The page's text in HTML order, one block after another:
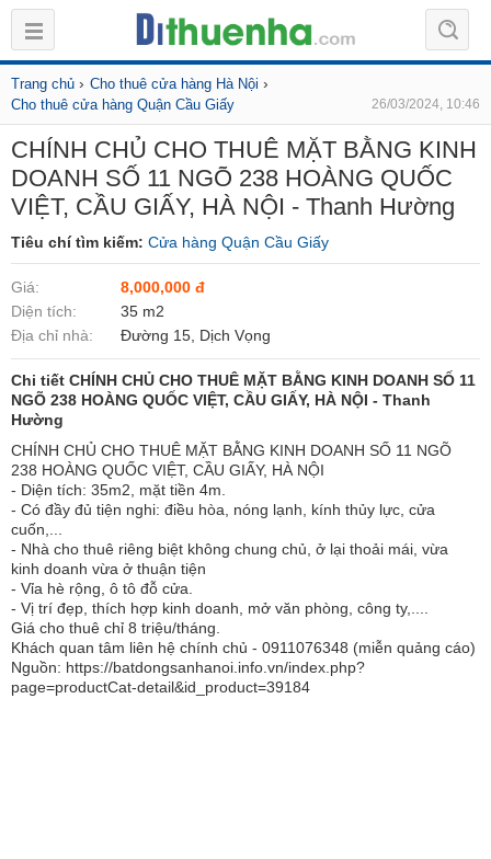
Trang chủ › Cho thuê cửa hàng Hà Nội ›
Cho thuê cửa hàng Quận Cầu Giấy 26/03/2024, 10:46
CHÍNH CHỦ CHO THUÊ MẶT BẰNG KINH
DOANH SỐ 11 NGÕ 238 HOÀNG QUỐC
VIỆT, CẦU GIẤY, HÀ NỘI - Thanh Hường
Tiêu chí tìm kiếm: Cửa hàng Quận Cầu Giấy
Giá:
8,000,000 đ
Diện tích:
35 m2
Địa chỉ nhà:
Đường 15, Dịch Vọng
Chi tiết CHÍNH CHỦ CHO THUÊ MẶT BẰNG KINH DOANH SỐ 11
NGÕ 238 HOÀNG QUỐC VIỆT, CẦU GIẤY, HÀ NỘI - Thanh
Hường
CHÍNH CHỦ CHO THUÊ MẶT BẰNG KINH DOANH SỐ 11 NGÕ
238 HOÀNG QUỐC VIỆT, CẦU GIẤY, HÀ NỘI
- Diện tích: 35m2, mặt tiền 4m.
- Có đầy đủ tiện nghi: điều hòa, nóng lạnh, kính thủy lực, cửa
cuốn,...
- Nhà cho thuê riêng biệt không chung chủ, ở lại thoải mái, vừa
kinh doanh vừa ở thuận tiện
- Vỉa hè rộng, ô tô đỗ cửa.
- Vị trí đẹp, thích hợp kinh doanh, mở văn phòng, công ty,....
Giá cho thuê chỉ 8 triệu/tháng.
Khách quan tâm liên hệ chính chủ - 0911076348 (miễn quảng cáo)
Nguồn: https://batdongsanhanoi.info.vn/index.php?
page=productCat-detail&id_product=39184